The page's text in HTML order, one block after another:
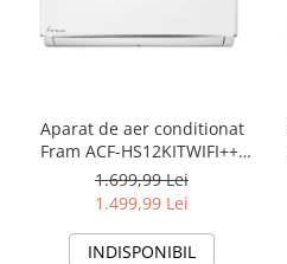
Aparat de aer conditionat
Fram ACF-HS12KITWIFI++,
12000 BTU, Wifi, Kit
instalare inclus, Functie
Sleep, Clasa A++
1.699,99 Lei
1.499,99 Lei
INDISPONIBIL